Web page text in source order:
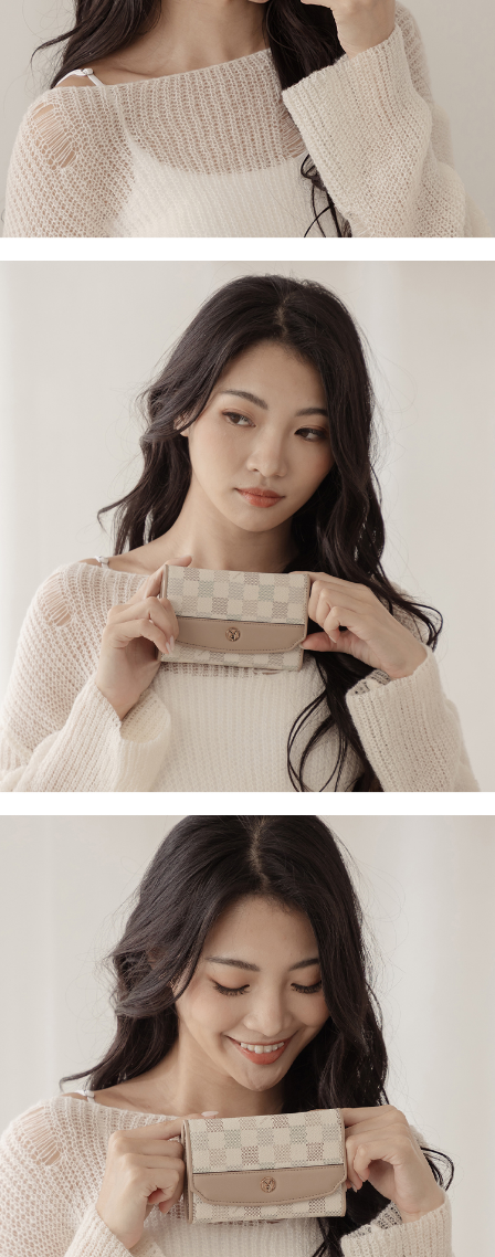
２．關於個人資料處理事宜，請瀏覽以下網址：
https://aftee.tw/terms/#terms3
３．未成年的使用者請事先徵得法定代理人或監護人之同意方可使用
「AFTEE先享後付」，若未經同意申辦者引起之損失，本公司不負相關責
任。
４．使用「AFTEE先享後付」時，將依據個別帳號之用戶狀況，依本公司即
時審查核予不同之上限額度；若仍有額度不足之情形，本公司將視審查結果
請求用戶進行身份認證。
５．嚴禁一人註冊多個帳號或使用他人資訊註冊。若發現惡意使用之情形，
恩沛科技股份有限公司將有權停止該用戶之使用額度並採取法律行動。
每筆NT$60，滿NT$2,000(含以上)免運費
宅配
每筆NT$60，滿NT$2,000(含以上)免運費
宅配_離島
每筆NT$100